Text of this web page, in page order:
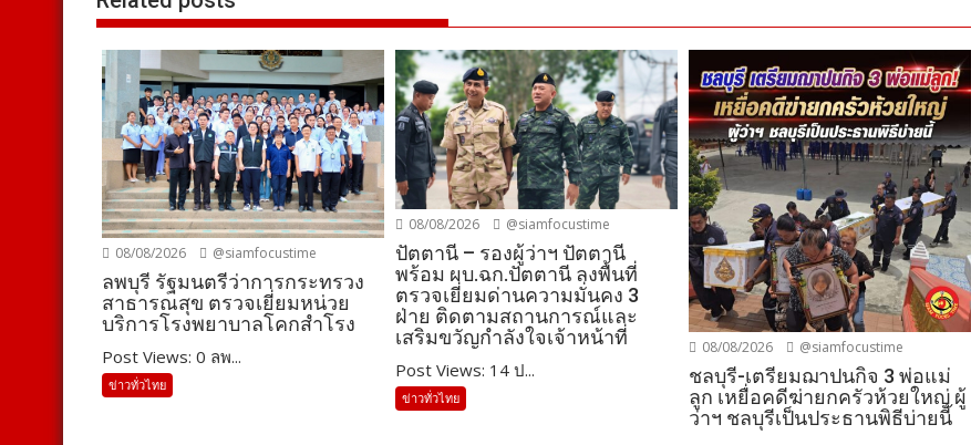
08/08/2026 @siamfocustime
ลพบุรี รัฐมนตรีว่าการกระทรวง
สาธารณสุข ตรวจเยี่ยมหน่วย
บริการโรงพยาบาลโคกสำโรง
Post Views: 0 ลพ...
ข่าวทั่วไทย
08/08/2026 @siamfocustime
ปัตตานี – รองผู้ว่าฯ ปัตตานี
พร้อม ผบ.ฉก.ปัตตานี ลงพื้นที่
ตรวจเยี่ยมด่านความมั่นคง 3
ฝ่าย ติดตามสถานการณ์และ
เสริมขวัญกำลังใจเจ้าหน้าที่
Post Views: 14 ป...
ข่าวทั่วไทย
08/08/2026 @siamfocustime
ชลบุรี-เตรียมฌาปนกิจ 3 พ่อแม่
ลูก เหยื่อคดีฆ่ายกครัวห้วยใหญ่ ผู้
ว่าฯ ชลบุรีเป็นประธานพิธีบ่ายนี้